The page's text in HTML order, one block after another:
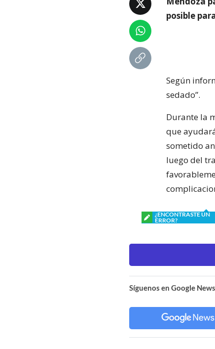
posible
Según
sedado”.
Durante la
que
sometido
luego del
¿ENCONTRASTE UN
ERROR?
Síguenos en Google